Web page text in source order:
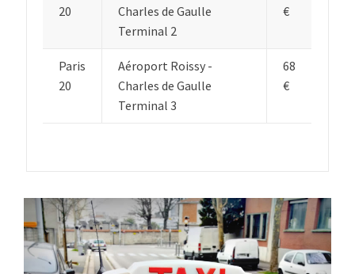
20
Charles de Gaulle
Terminal 2
€
Paris
20
Aéroport Roissy -
Charles de Gaulle
Terminal 3
68
€